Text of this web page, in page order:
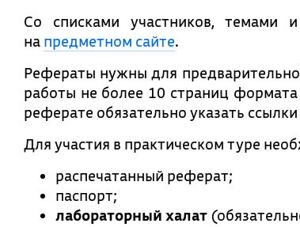
Со списками участников, темами
на предметном сайте.
Рефераты нужны для
работы не более 10 страниц
реферате обязательно указать
Для участия в практическом туре
распечатанный реферат;
паспорт;
лабораторный халат